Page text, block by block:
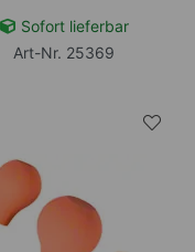
Sofort lieferbar
Art-Nr. 25369